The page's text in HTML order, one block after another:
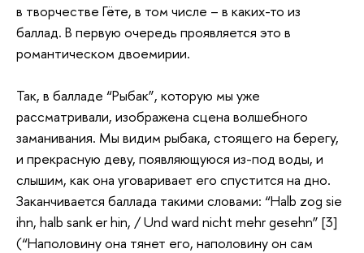
в творчестве Гёте, в том числе – в каких-то из
баллад. В первую очередь проявляется это в
романтическом двоемирии.
Так, в балладе “Рыбак”, которую мы уже
рассматривали, изображена сцена волшебного
заманивания. Мы видим рыбака, стоящего на берегу,
и прекрасную деву, появляющуюся из-под воды, и
слышим, как она уговаривает его спустится на дно.
Заканчивается баллада такими словами: “Halb zog sie
ihn, halb sank er hin, / Und ward nicht mehr gesehn” [3]
(“Наполовину она тянет его, наполовину он сам